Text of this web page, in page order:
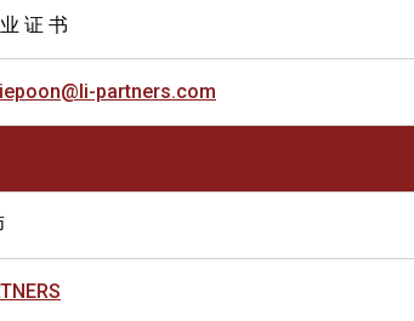
证 书
partners.com